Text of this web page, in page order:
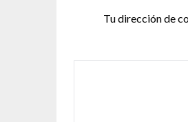
Tu dirección de